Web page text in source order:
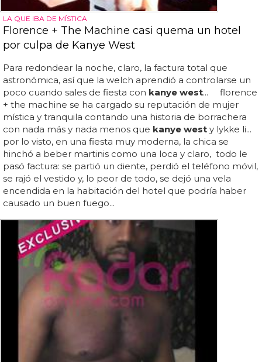
LA QUE IBA DE MÍSTICA
Florence + The Machine casi quema un hotel
por culpa de Kanye West
Para redondear la noche, claro, la factura total que
astronómica, así que la welch aprendió a controlarse un
poco cuando sales de fiesta con kanye west... florence
+ the machine se ha cargado su reputación de mujer
mística y tranquila contando una historia de borrachera
con nada más y nada menos que kanye west y lykke li...
por lo visto, en una fiesta muy moderna, la chica se
hinchó a beber martinis como una loca y claro, todo le
pasó factura: se partió un diente, perdió el teléfono móvil,
se rajó el vestido y, lo peor de todo, se dejó una vela
encendida en la habitación del hotel que podría haber
causado un buen fuego...